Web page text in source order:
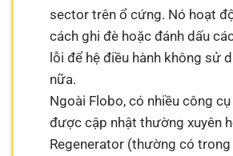
sector trên ổ cứng. Nó hoạt
cách ghi đè hoặc đánh dấu
lỗi để hệ điều hành không sử
nữa.
Ngoài Flobo, có nhiều công cụ
được cập nhật thường xuyên
Regenerator (thường có trong